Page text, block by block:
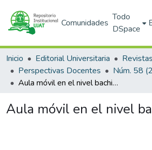
Comunidades
Todo
DSpace
Inicio Editorial Universitaria
Revistas
Perspectivas Docentes
Núm. 58
Aula móvil en el nivel bachillerato
Aula móvil en el nivel